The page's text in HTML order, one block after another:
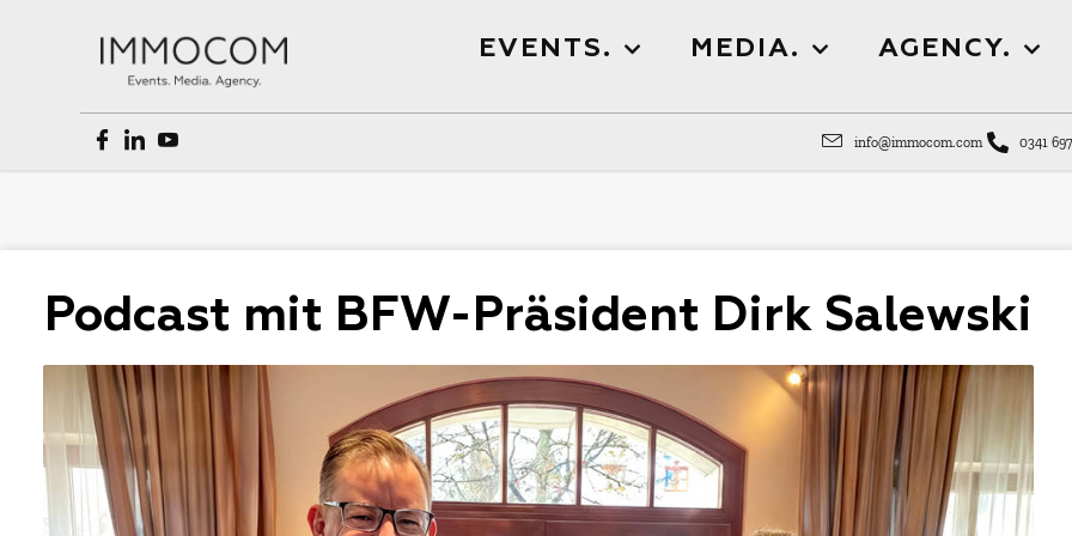
EVENTS. MEDIA. AGENCY.
info@immocom.com 0341
Podcast mit BFW-Präsident Dirk Salewski